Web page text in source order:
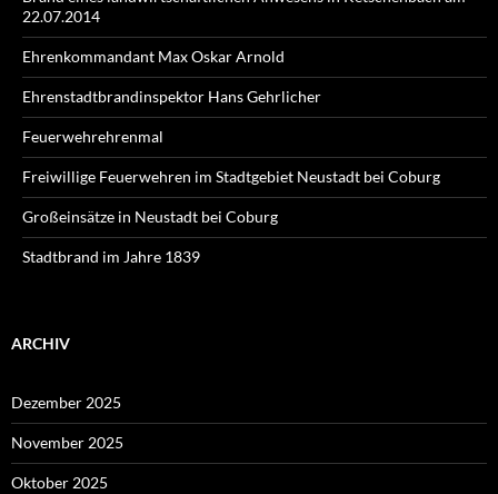
22.07.2014
Ehrenkommandant Max Oskar Arnold
Ehrenstadtbrandinspektor Hans Gehrlicher
Feuerwehrehrenmal
Freiwillige Feuerwehren im Stadtgebiet Neustadt bei Coburg
Großeinsätze in Neustadt bei Coburg
Stadtbrand im Jahre 1839
ARCHIV
Dezember 2025
November 2025
Oktober 2025